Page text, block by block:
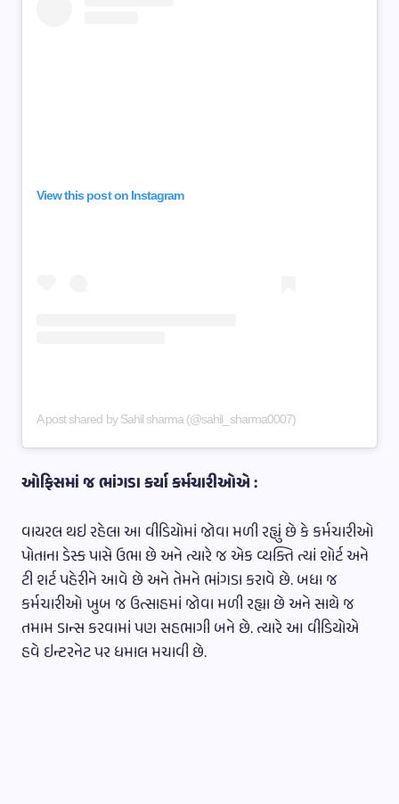
View this post on Instagram
A post shared by Sahil sharma (@sahil_sharma0007)
ઓફિસમાં જ ભાંગડા કર્યા કર્મચારીઓએ :
વાયરલ થઇ રહેલા આ વીડિયોમાં જોવા મળી રહ્યું છે કે કર્મચારીઓ
પોતાના ડેસ્ક પાસે ઉભા છે અને ત્યારે જ એક વ્યક્તિ ત્યાં શોર્ટ અને
ટી શર્ટ પહેરીને આવે છે અને તેમને ભાંગડા કરાવે છે. બધા જ
કર્મચારીઓ ખુબ જ ઉત્સાહમાં જોવા મળી રહ્યા છે અને સાથે જ
તમામ ડાન્સ કરવામાં પણ સહભાગી બને છે. ત્યારે આ વીડિયોએ
હવે ઇન્ટરનેટ પર ધમાલ મચાવી છે.